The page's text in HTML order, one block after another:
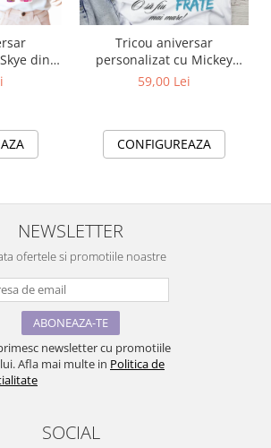
din
Tricou aniversar
personalizat cu Mickey
Mouse O sa fiu frate mai
59,00 Lei
CONFIGUREAZA
NEWSLETTER
ofertele si promotiile noastre
newsletter cu promotiile
Afla mai multe in Politica de
SOCIAL